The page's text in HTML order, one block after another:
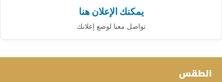
يمكنك الإعلان هنا
تواصل معنا لوضع إعلانك
الطقس